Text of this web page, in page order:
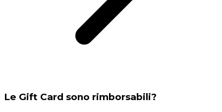
Le Gift Card sono rimborsabili?